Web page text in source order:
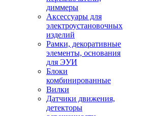
диммеры
Аксессуары для
электроустановочных
изделий
Рамки, декоративные
элементы, основания
для ЭУИ
Блоки
комбинированные
Вилки
Датчики движения,
детекторы